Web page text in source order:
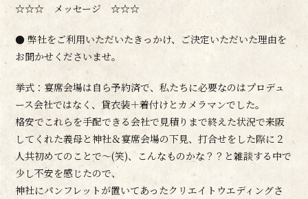
☆☆☆ メッセージ ☆☆☆
● 弊社をご利用いただいたきっかけ、ご決定いただいた理由を
お聞かせくださいませ。
挙式：宴席会場は自ら予約済で、私たちに必要なのはプロデュ
ース会社ではなく、貸衣装＋着付けとカメラマンでした。
格安でこれらを手配できる会社で見積りまで終えた状況で来阪
してくれた義母と神社＆宴席会場の下見、打合せをした際に２
人共初めてのことで～(笑)、こんなものかな？？と雑談する中で
少し不安を感じたので、
神社にパンフレットが置いてあったクリエイトウエディングさ